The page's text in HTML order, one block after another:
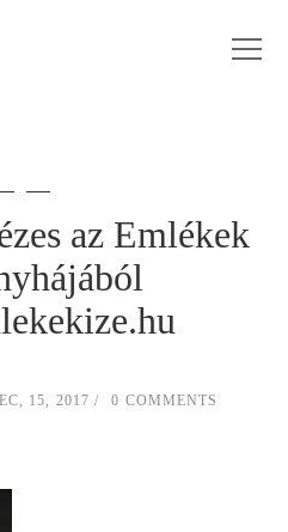
az Emlékek
15, 2017 0 COMMENTS